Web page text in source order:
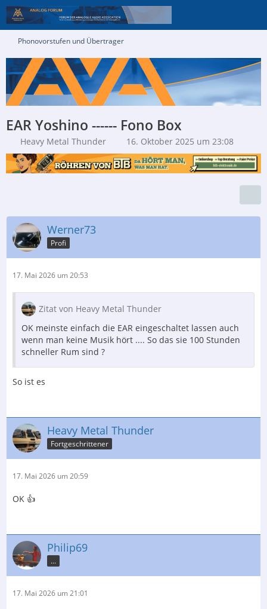
Phonovorstufen und Übertrager
EAR Yoshino ------ Fono Box
Heavy Metal Thunder 16. Oktober 2025 um 23:08
Werner73
Profi
17. Mai 2026 um 20:53
Zitat von Heavy Metal Thunder
OK meinste einfach die EAR eingeschaltet lassen auch
wenn man keine Musik hört .... So das sie 100 Stunden
schneller Rum sind ?
So ist es
Heavy Metal Thunder
Fortgeschrittener
17. Mai 2026 um 20:59
OK 👍
Philip69
...
17. Mai 2026 um 21:01